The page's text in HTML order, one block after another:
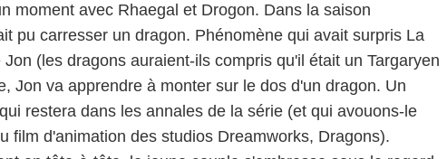
moment avec Rhaegal et Drogon. Dans la saison
pu carresser un dragon. Phénomène qui avait surpris La
(les dragons auraient-ils compris qu'il était un Targaryen
Jon va apprendre à monter sur le dos d'un dragon. Un
restera dans les annales de la série (et qui avouons-le
film d'animation des studios Dreamworks, Dragons).